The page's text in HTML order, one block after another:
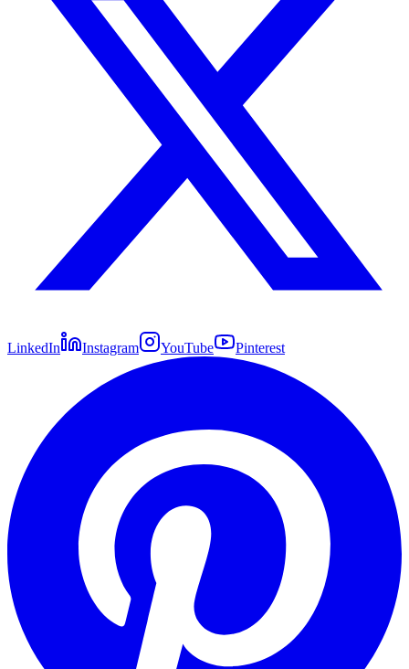
LinkedIn Instagram YouTube Pinterest